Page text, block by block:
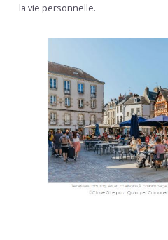
la vie personnelle.